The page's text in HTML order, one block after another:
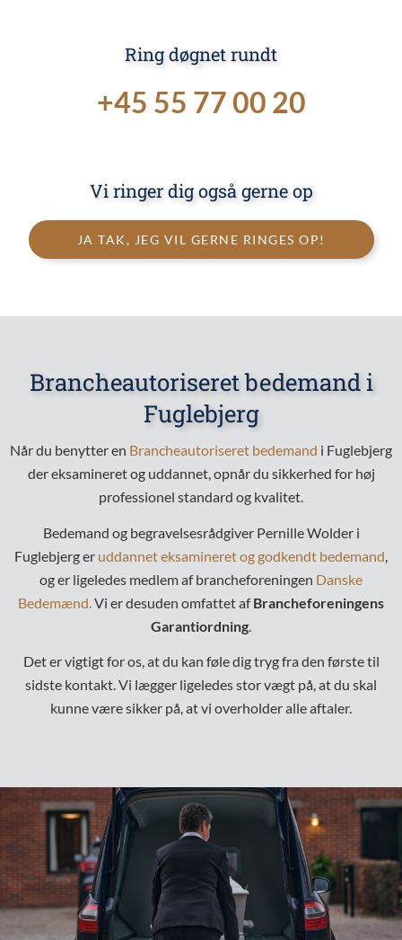
Ring døgnet rundt
+45 55 77 00 20
Vi ringer dig også gerne op
JA TAK, JEG VIL GERNE RINGES OP!
Brancheautoriseret bedemand i
Fuglebjerg
Når du benytter en Brancheautoriseret bedemand i Fuglebjerg
der eksamineret og uddannet, opnår du sikkerhed for høj
professionel standard og kvalitet.
Bedemand og begravelsesrådgiver Pernille Wolder i
Fuglebjerg er uddannet eksamineret og godkendt bedemand
og er ligeledes medlem af brancheforeningen Danske
Bedemænd Vi er desuden omfattet afBrancheforeningens
Garantiordning
Det er vigtigt for os, at du kan føle dig tryg fra den første til
sidste kontakt. Vi lægger ligeledes stor vægt på, at du skal
kunne være sikker på, at vi overholder alle aftaler.